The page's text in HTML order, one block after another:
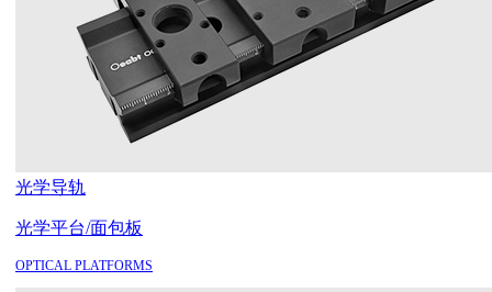
光学导轨
光学平台/面包板
OPTICAL PLATFORMS